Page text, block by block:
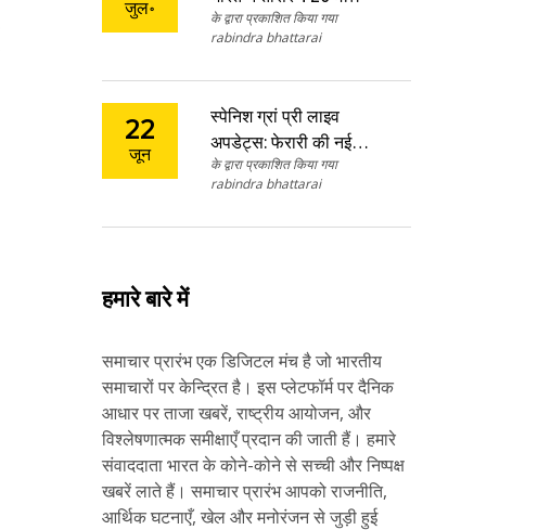
जुल॰
ज़िम्बाब्वे को 23 रनों से हराया
के द्वारा प्रकाशित किया गया
rabindra bhattarai
22
जून
स्पेनिश ग्रां प्री लाइव
अपडेट्स: फेरारी की नई
उन्नतियां, नॉरिस और
वेरस्टैपेन के बीच तीव्र
के द्वारा प्रकाशित किया गया
rabindra bhattarai
हमारे बारे में
समाचार प्रारंभ एक डिजिटल मंच है जो भारतीय
समाचारों पर केन्द्रित है। इस प्लेटफॉर्म पर दैनिक
आधार पर ताजा खबरें, राष्ट्रीय आयोजन, और
विश्लेषणात्मक समीक्षाएँ प्रदान की जाती हैं। हमारे
संवाददाता भारत के कोने-कोने से सच्ची और निष्पक्ष
खबरें लाते हैं। समाचार प्रारंभ आपको राजनीति,
आर्थिक घटनाएँ, खेल और मनोरंजन से जुड़ी हुई